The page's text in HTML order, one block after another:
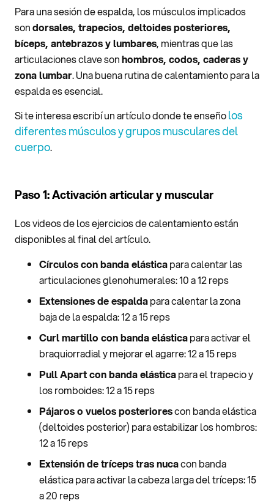
Para una sesión de espalda, los músculos implicados
sondorsales, trapecios, deltoides posteriores,
bíceps, antebrazos y lumbares, mientras que las
articulaciones clave sonhombros, codos, caderas y
zona lumbar. Una buena rutina de calentamiento para la
espalda es esencial.
Si te interesa escribí un artículo donde te enseñolos
diferentes músculos y grupos musculares del
cuerpo.
Paso 1: Activación articular y muscular
Los videos de los ejercicios de calentamiento están
disponibles al final del artículo.
Círculos con banda elásticapara calentar las
articulaciones glenohumerales: 10 a 12 reps
Extensiones de espaldapara calentar la zona
baja de la espalda: 12 a 15 reps
Curl martillo con banda elásticapara activar el
braquiorradial y mejorar el agarre: 12 a 15 reps
Pull Apart con banda elásticapara el trapecio y
los romboides: 12 a 15 reps
Pájaros o vuelos posteriorescon banda elástica
(deltoides posterior) para estabilizar los hombros:
12 a 15 reps
Extensión de tríceps tras nucacon banda
elástica para activar la cabeza larga del tríceps: 15
a 20 reps